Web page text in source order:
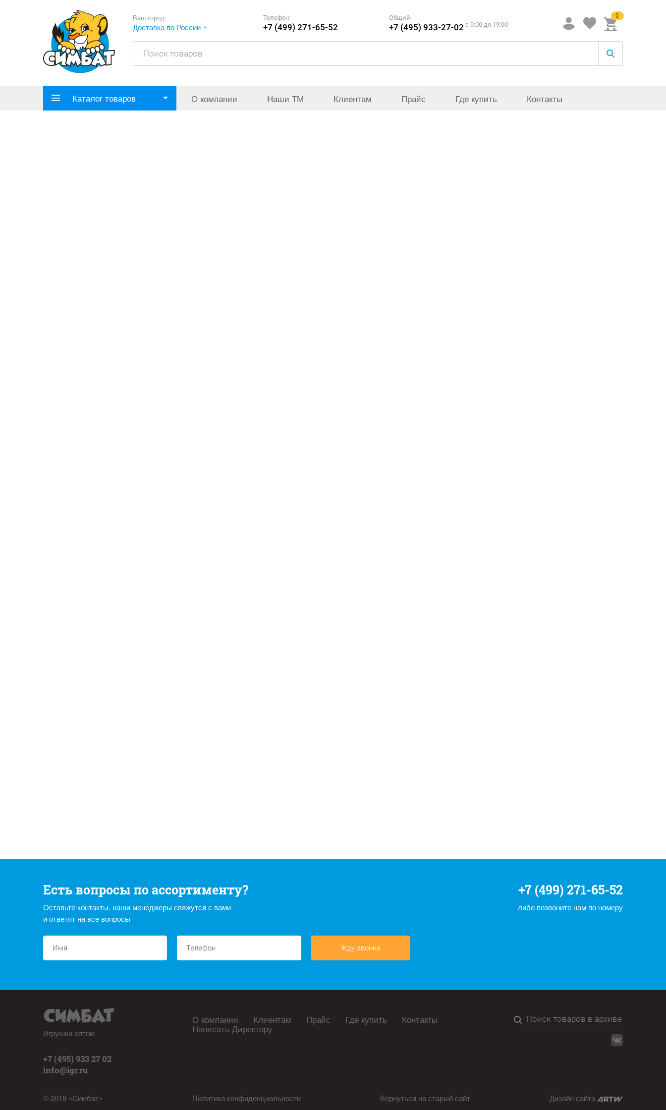
Ваш город:
Доставка по России
Телефон:
+7 (499) 271-65-52
Общий:
+7 (495) 933-27-02 c 9:00 до 19:00
0
Каталог товаров О компании Наши ТМ Клиентам Прайс Где купить Контакты
Есть вопросы по ассортименту?
Оставьте контакты, наши менеджеры свяжутся с вами
и ответят на все вопросы
+7 (499) 271-65-52
либо позвоните нам по номеру
Жду звонка
Игрушки оптом
+7 (495) 933 27 02
info@igr.ru
© 2018 «Симбат»
О компании Клиентам Прайс Где купить Контакты
Написать Директору
Политика конфиденциальности Вернуться на старый сайт Дизайн сайта